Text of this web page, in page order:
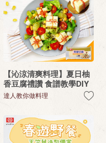
【沁涼清爽料理】夏日柚
香豆腐禮讚 食譜教學DIY
達人教你做料理